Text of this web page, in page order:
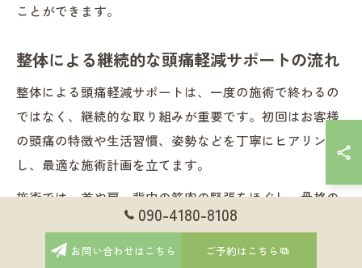
ことができます。
整体による継続的な頭痛軽減サポートの流れ
整体による頭痛軽減サポートは、一度の施術で終わるの
ではなく、継続的な取り組みが重要です。初回はお客様
の頭痛の特徴や生活習慣、姿勢などを丁寧にヒアリング
し、最適な施術計画を立てます。
施術では、首や肩、背中の筋肉の緊張をほぐし、骨格の
バランスを整えることに重点を置きます。さらに、日常
生活で気をつけるべき姿勢やストレッチのアドバイスも
090-4180-8108
お問い合わせはこちら ご予約はこちら